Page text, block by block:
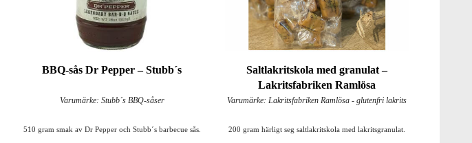
BBQ-sås Dr Pepper – Stubb´s
Varumärke: Stubb´s BBQ-såser
510 gram smak av Dr Pepper och Stubb´s barbecue sås.
Saltlakritskola med granulat –
Lakritsfabriken Ramlösa
Varumärke: Lakritsfabriken Ramlösa - glutenfri lakrits
200 gram härligt seg saltlakritskola med lakritsgranulat.